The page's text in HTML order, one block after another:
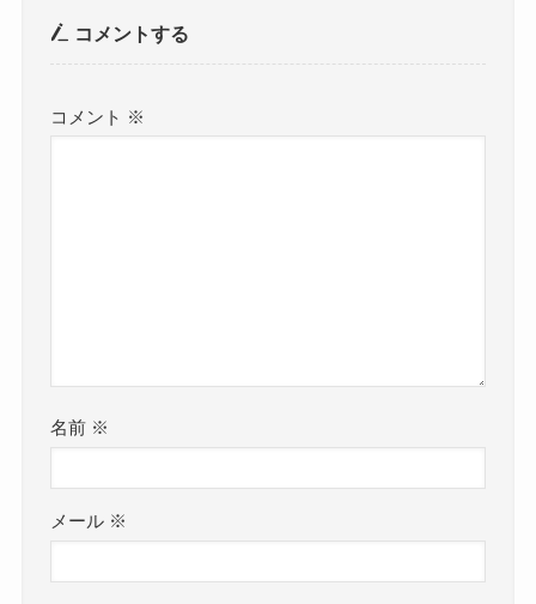
コメントする
コメント ※
名前 ※
メール ※